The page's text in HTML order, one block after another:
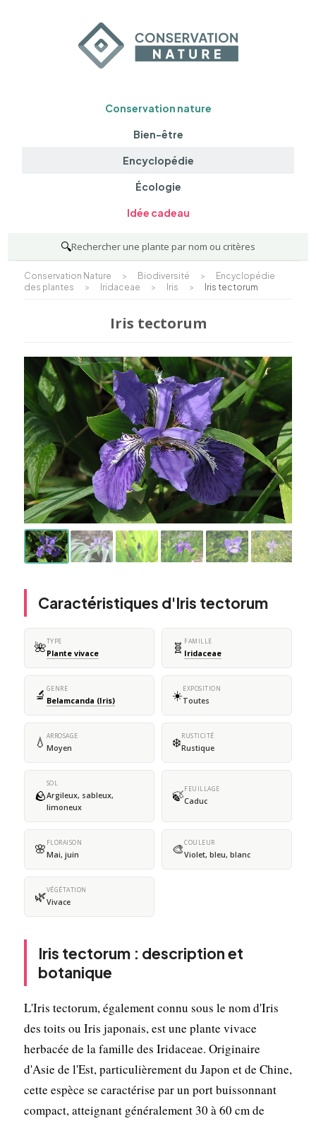
Conservation nature
Bien-être
Encyclopédie
Écologie
Idée cadeau
🔍Rechercher une plante par nom ou critères
Conservation Nature > Biodiversité >
Encyclopédie
des plantes
> Iridaceae > Iris > Iris tectorum
Iris tectorum
Caractéristiques d'Iris tectorum
🌺TYPE
Plante vivace 🧬 FAMILLE
Iridaceae
🔬 GENRE
Belamcanda (Iris) ☀️EXPOSITION
Toutes
💧 ARROSAGE
Moyen ❄️RUSTICITÉ
Rustique
🪨
SOL
Argileux, sableux,
limoneux
🍃FEUILLAGE
Caduc
🌸 FLORAISON
Mai, juin 🎨COULEUR
Violet, bleu, blanc
🌿VÉGÉTATION
Vivace
Iris tectorum : description et
botanique
L'Iris tectorum, également connu sous le nom d'Iris
des toits ou Iris japonais, est une plante vivace
herbacée de la famille des Iridaceae. Originaire
d'Asie de l'Est, particulièrement du Japon et de Chine,
cette espèce se caractérise par un port buissonnant
compact, atteignant généralement 30 à 60 cm de